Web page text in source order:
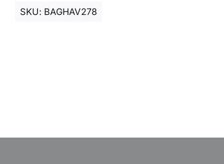
SKU: BAGHAV278